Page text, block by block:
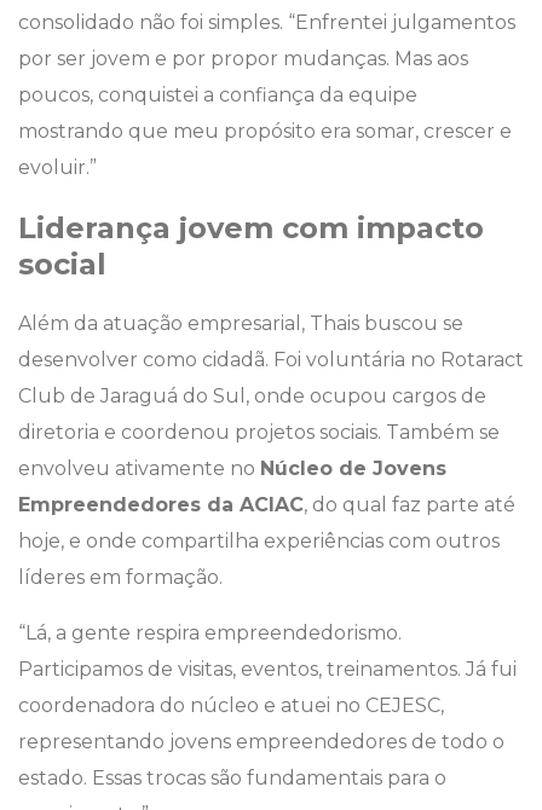
consolidado não foi simples. “Enfrentei julgamentos
por ser jovem e por propor mudanças. Mas aos
poucos, conquistei a confiança da equipe
mostrando que meu propósito era somar, crescer e
evoluir.”
Liderança jovem com impacto
social
Além da atuação empresarial, Thais buscou se
desenvolver como cidadã. Foi voluntária no Rotaract
Club de Jaraguá do Sul, onde ocupou cargos de
diretoria e coordenou projetos sociais. Também se
envolveu ativamente no Núcleo de Jovens
Empreendedores da ACIAC, do qual faz parte até
hoje, e onde compartilha experiências com outros
líderes em formação.
“Lá, a gente respira empreendedorismo.
Participamos de visitas, eventos, treinamentos. Já fui
coordenadora do núcleo e atuei no CEJESC,
representando jovens empreendedores de todo o
estado. Essas trocas são fundamentais para o